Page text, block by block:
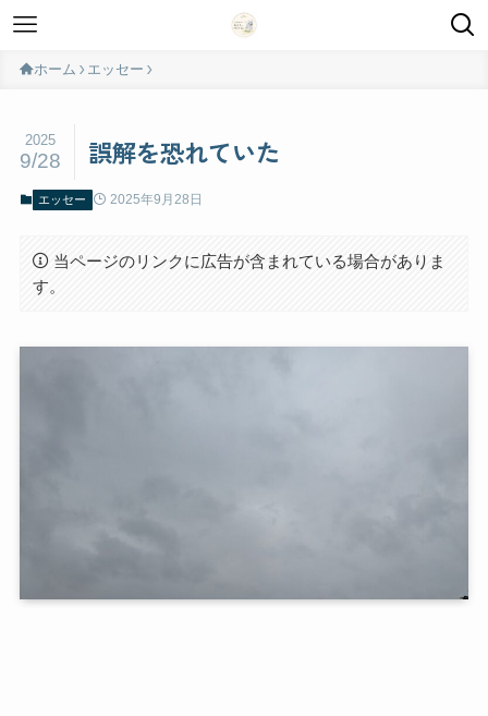
ホーム エッセー
誤解を恐れていた
2025
9/28
エッセー 2025年9月28日
当ページのリンクに広告が含まれている場合がありま
す。